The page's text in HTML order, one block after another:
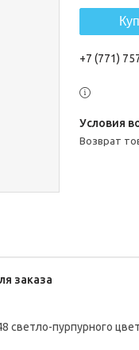
+7 (771)
возврат
заказа
светло-пурпурного